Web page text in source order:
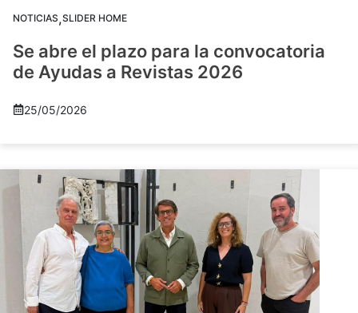
NOTICIAS,SLIDER HOME
Se abre el plazo para la convocatoria
de Ayudas a Revistas 2026
25/05/2026